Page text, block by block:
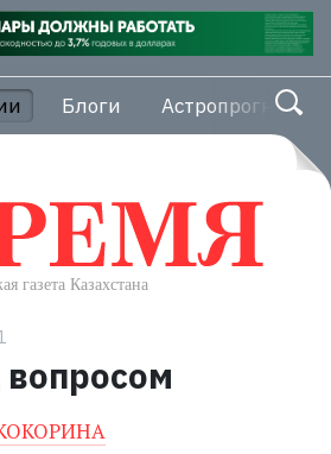
Блоги Астропрогноз